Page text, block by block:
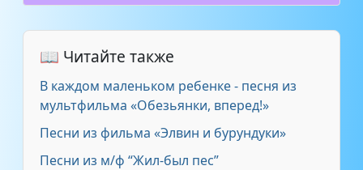
📖 Читайте также
В каждом маленьком ребенке - песня из
мультфильма «Обезьянки, вперед!»
Песни из фильма «Элвин и бурундуки»
Песни из м/ф “Жил-был пес”